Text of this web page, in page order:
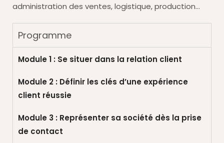
administration des ventes, logistique, production…
Programme
Module 1 : Se situer dans la relation client
Module 2 : Définir les clés d’une expérience
client réussie
Module 3 : Représenter sa société dès la prise
de contact